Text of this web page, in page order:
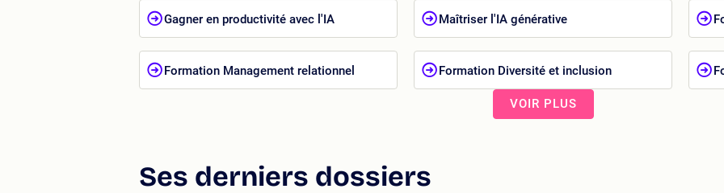
Gagner en productivité avec l'IA Maîtriser l'IA générative
Formation Management relationnel Formation Diversité et inclusion
VOIR PLUS
Ses derniers dossiers